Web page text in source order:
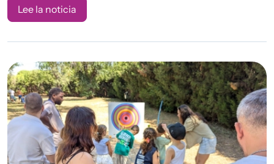
Lee la noticia